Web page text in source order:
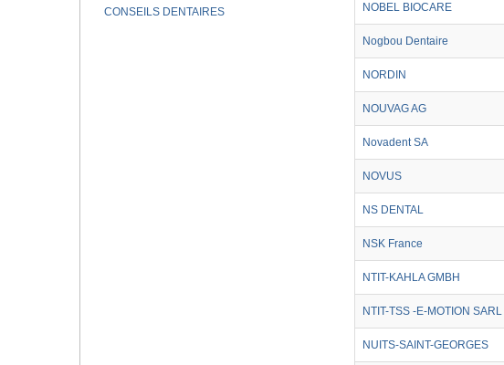
NOBEL BIOCARE
Nogbou Dentaire
NORDIN
NOUVAG AG
Novadent SA
NOVUS
NS DENTAL
NSK France
NTIT-KAHLA GMBH
NTIT-TSS -E-MOTION SARL
NUITS-SAINT-GEORGES
CONSEILS DENTAIRES